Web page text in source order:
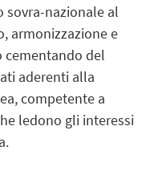
nazionale al
armonizzazione e
cementando del
aderenti alla
competente a
ledono gli interessi